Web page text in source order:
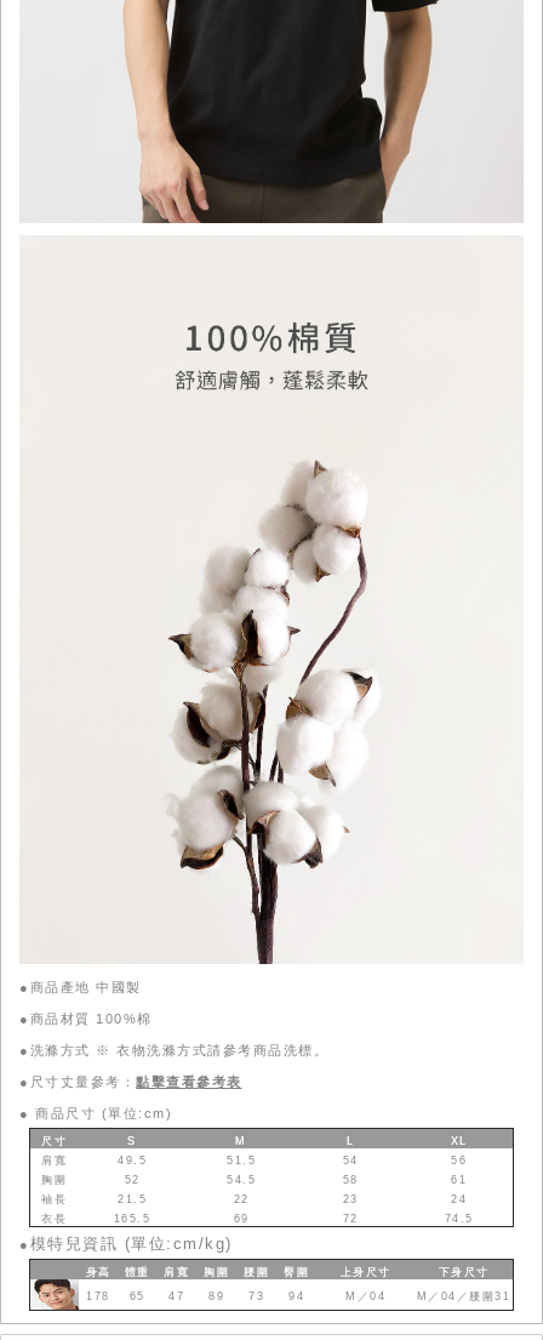
●商品產地 中國製
●商品材質 100%棉
●洗滌方式 ※ 衣物洗滌方式請參考商品洗標。
●尺寸丈量參考： 點擊查看參考表
● 商品尺寸 (單位:cm)
尺寸 S M
XL
肩寬
49.5 51.5 54
56
胸圍
52 54.5 58
61
袖長
21.5 22 23
24
衣長
165.5 69 72 74.5
● 模特兒資訊 (單位:cm/kg)
身高 體重 肩寬 胸圍 腰圍 臀圍 上身 尺寸 下身 尺寸
178
65 47 89 73 94 M／04 M／04／腰圍31